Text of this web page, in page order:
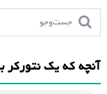
آنچه که یک نتورکر